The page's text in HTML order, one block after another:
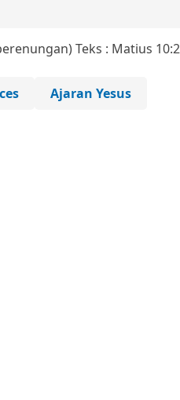
Teks : Matius
Ajaran Yesus